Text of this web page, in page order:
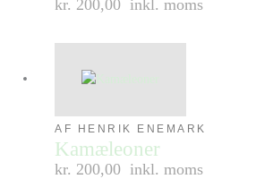
kr. 200,00 inkl. moms
AF HENRIK ENEMARK
Kamæleoner
kr. 200,00 inkl. moms